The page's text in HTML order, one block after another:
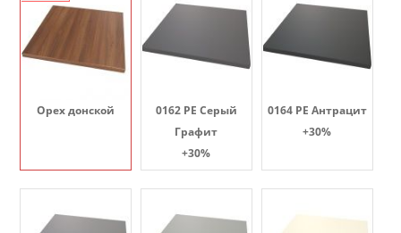
Орех донской
0162 PE Серый
Графит
+30%
0164 PE Антрацит
+30%